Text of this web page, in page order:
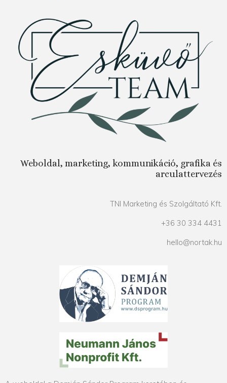
Weboldal, marketing, kommunikáció, grafika és
arculattervezés
TNI Marketing és Szolgáltató Kft.
+36 30 334 4431
hello@nortak.hu